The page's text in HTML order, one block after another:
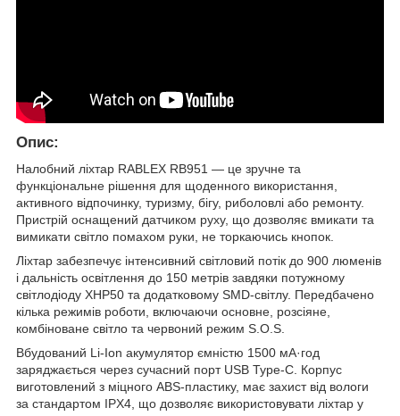
Опис:
Налобний ліхтар RABLEX RB951 — це зручне та
функціональне рішення для щоденного використання,
активного відпочинку, туризму, бігу, риболовлі або ремонту.
Пристрій оснащений датчиком руху, що дозволяє вмикати та
вимикати світло помахом руки, не торкаючись кнопок.
Ліхтар забезпечує інтенсивний світловий потік до 900 люменів
і дальність освітлення до 150 метрів завдяки потужному
світлодіоду XHP50 та додатковому SMD-світлу. Передбачено
кілька режимів роботи, включаючи основне, розсіяне,
комбіноване світло та червоний режим S.O.S.
Вбудований Li-Ion акумулятор ємністю 1500 мА·год
заряджається через сучасний порт USB Type-C. Корпус
виготовлений з міцного ABS-пластику, має захист від вологи
за стандартом IPX4, що дозволяє використовувати ліхтар у